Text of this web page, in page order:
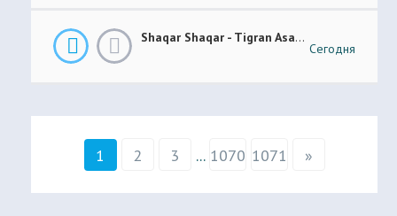
Shaqar Shaqar - Tigran Asatryan & Vache Amaryan
Сегодня
1 2 3 ... 1070 1071 »